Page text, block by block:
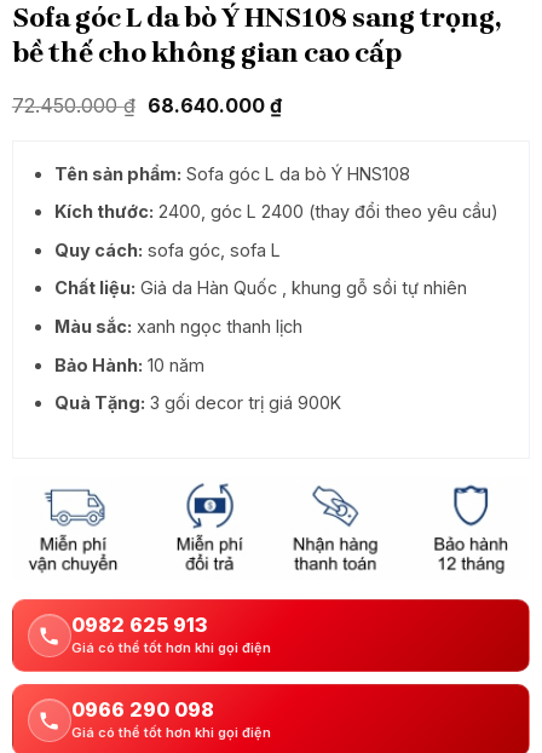
Sofa góc L da bò Ý HNS108 sang trọng,
bề thế cho không gian cao cấp
72.450.000₫ Giá
72.450.000 ₫.
68.640.000 ₫Giá
hiện
là:
68.640.000 ₫.
Tên sản phẩm: Sofa góc L da bò Ý HNS108
Kích thước: 2400, góc L 2400 (thay đổi theo yêu cầu)
Quy cách: sofa góc, sofa L
Chất liệu: Giả da Hàn Quốc , khung gỗ sồi tự nhiên
Màu sắc: xanh ngọc thanh lịch
Bảo Hành: 10 năm
Quà Tặng: 3 gối decor trị giá 900K
0982 625 913
Giá có thể tốt hơn khi gọi điện
0966 290 098
Giá có thể tốt hơn khi gọi điện